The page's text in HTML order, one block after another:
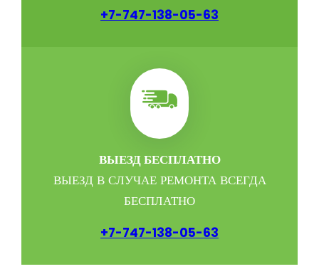
+7-747-138-05-63
ВЫЕЗД БЕСПЛАТНО
ВЫЕЗД В СЛУЧАЕ РЕМОНТА ВСЕГДА
БЕСПЛАТНО
+7-747-138-05-63